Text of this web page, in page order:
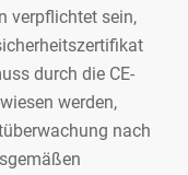
verpflichtet sein,
durch die CE-
werden,
nach